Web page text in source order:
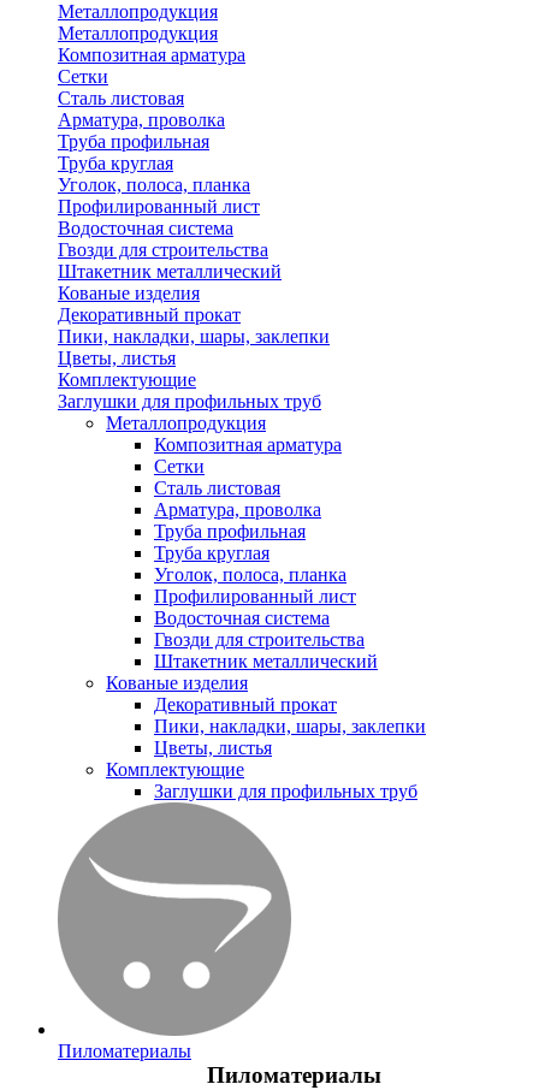
Металлопродукция
Металлопродукция
Композитная арматура
Сетки
Сталь листовая
Арматура, проволка
Труба профильная
Труба круглая
Уголок, полоса, планка
Профилированный лист
Водосточная система
Гвозди для строительства
Штакетник металлический
Кованые изделия
Декоративный прокат
Пики, накладки, шары, заклепки
Цветы, листья
Комплектующие
Заглушки для профильных труб
Металлопродукция
Композитная арматура
Сетки
Сталь листовая
Арматура, проволка
Труба профильная
Труба круглая
Уголок, полоса, планка
Профилированный лист
Водосточная система
Гвозди для строительства
Штакетник металлический
Кованые изделия
Декоративный прокат
Пики, накладки, шары, заклепки
Цветы, листья
Комплектующие
Заглушки для профильных труб
Пиломатериалы
Пиломатериалы